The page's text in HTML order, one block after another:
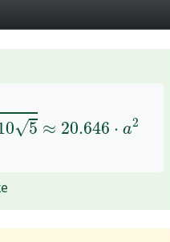
√5 ≈ 20.646 ⋅ a2
5≈20.646